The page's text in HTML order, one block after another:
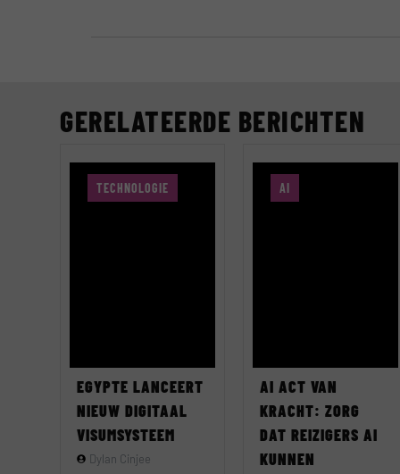
GERELATEERDE BERICHTEN
TECHNOLOGIE
EGYPTE LANCEERT
NIEUW DIGITAAL
VISUMSYSTEEM
Dylan Cinjee
AI
AI ACT VAN
KRACHT: ZORG
DAT REIZIGERS AI
KUNNEN